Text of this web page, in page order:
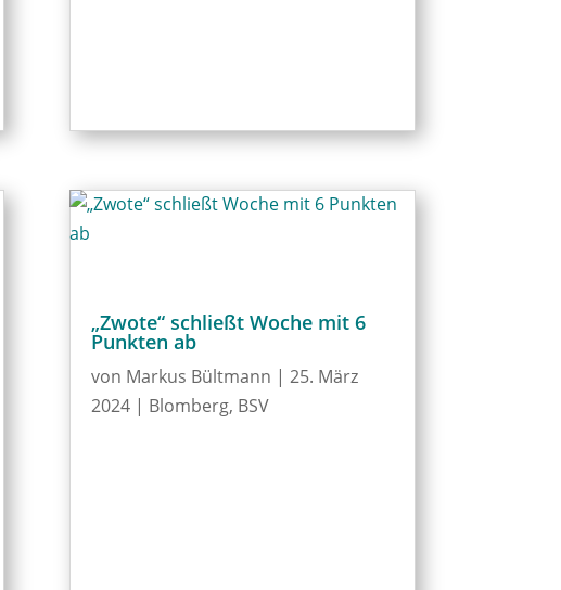
„Zwote“ schließt Woche mit 6
Punkten ab
von Markus Bültmann | 25. März
2024| Blomberg, BSV